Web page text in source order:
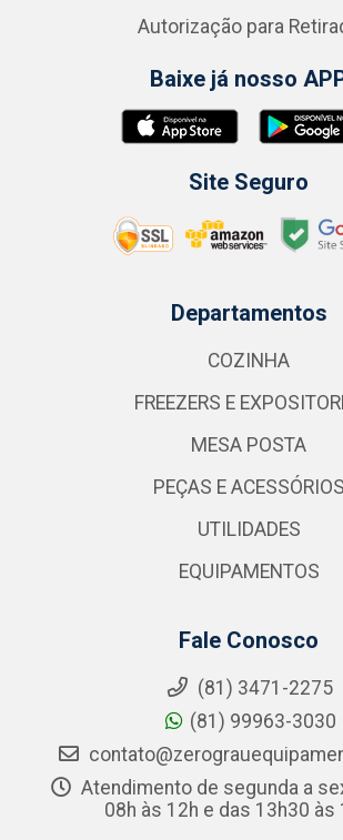
Autorização para
Baixe já nosso
Site Seguro
Departamentos
COZINHA
FREEZERS E
MESA POSTA
PEÇAS E ACESSÓRIOS
UTILIDADES
EQUIPAMENTOS
Fale Conosco
(81) 3471-2275
(81) 99963-3030
Atendimento de segunda a
08h às 12h e das 13h30 às